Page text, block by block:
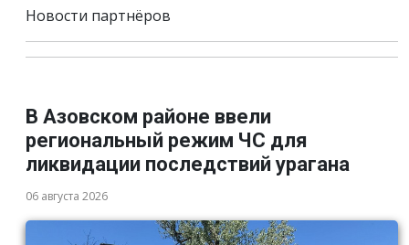
Новости партнёров
В Азовском районе ввели
региональный режим ЧС для
ликвидации последствий урагана
06 августа 2026